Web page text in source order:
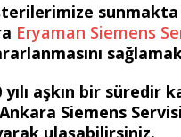
Eryaman Siemens
aşkın bir süredir
Siemens
ulaşabilirsiniz.